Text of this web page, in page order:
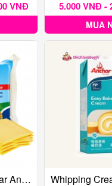
VNĐ 5.000 VNĐ -
MUA
Phô Mai Lát Cheddar Anchor (Gói 200GR)